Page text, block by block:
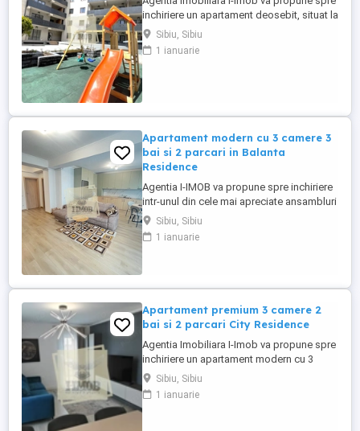
inchiriere un apartament deosebit, situat la
parterul inalt al unui imobil modern,
localizat intr-o zona apreciata pentru
liniste, confort si acces facil catre
Sibiu, Sibiu
1 ianuarie
Apartament modern cu 3 camere 3
bai si 2 parcari in Balanta
Residence
Agentia I-IMOB va propune spre inchiriere
intr-unul din cele mai apreciate ansambluri
rezidentiale ale Sibiului ndash; Balanta
Residence ndash; un apartament modern
cu 3 camere, 3 bai, 2 locuri de parcare,
termic si fonic, ...
Sibiu, Sibiu
1 ianuarie
Apartament premium 3 camere 2
bai si 2 parcari City Residence
Agentia Imobiliara I-Imob va propune spre
inchiriere un apartament modern cu 3
camere, cu o suprafata utila 63 mp, situat
la etajul 3, cu 2 locuri de parcare
subterana, aflat in City Residence. Spatiile
Sibiu, Sibiu
1 ianuarie